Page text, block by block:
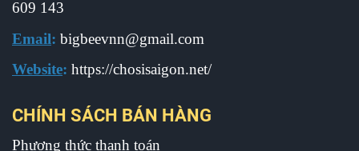
609 143
Email: bigbeevnn@gmail.com
Website: https://chosisaigon.net/
CHÍNH SÁCH BÁN HÀNG
Phương thức thanh toán